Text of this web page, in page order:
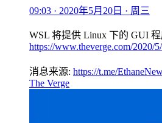
09:03 · 2020年5月20日 · 周三
WSL 将提供 Linux 下的 GUI 程
https://www.theverge.com/2020/
消息来源: https://t.me/
The Verge